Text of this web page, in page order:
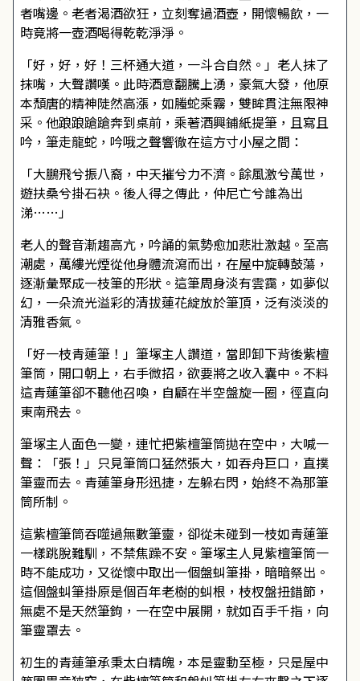
者嘴邊。老者渴酒欲狂，立刻奪過酒壺，開懷暢飲，一
時竟將一壺酒喝得乾乾淨淨。
「好，好，好！三杯通大道，一斗合自然。」老人抹了
抹嘴，大聲讚嘆。此時酒意翻騰上湧，豪氣大發，他原
本頹唐的精神陡然高漲，如螣蛇乘霧，雙眸貫注無限神
采。他踉踉蹌蹌奔到桌前，乘著酒興鋪紙提筆，且寫且
吟，筆走龍蛇，吟哦之聲響徹在這方寸小屋之間：
「大鵬飛兮振八裔，中天摧兮力不濟。餘風激兮萬世，
遊扶桑兮掛石袂。後人得之傳此，仲尼亡兮誰為出
涕……」
老人的聲音漸趨高亢，吟誦的氣勢愈加悲壯激越。至高
潮處，萬縷光煙從他身體流瀉而出，在屋中旋轉鼓蕩，
逐漸彙聚成一枝筆的形狀。這筆周身淡有雲靄，如夢似
幻，一朵流光溢彩的清拔蓮花綻放於筆頂，泛有淡淡的
清雅香氣。
「好一枝青蓮筆！」筆塚主人讚道，當即卸下背後紫檀
筆筒，開口朝上，右手微招，欲要將之收入囊中。不料
這青蓮筆卻不聽他召喚，自顧在半空盤旋一圈，徑直向
東南飛去。
筆塚主人面色一變，連忙把紫檀筆筒拋在空中，大喊一
聲：「張！」只見筆筒口猛然張大，如吞舟巨口，直撲
筆靈而去。青蓮筆身形迅捷，左躲右閃，始終不為那筆
筒所制。
這紫檀筆筒吞噬過無數筆靈，卻從未碰到一枝如青蓮筆
一樣跳脫難馴，不禁焦躁不安。筆塚主人見紫檀筆筒一
時不能成功，又從懷中取出一個盤虯筆掛，暗暗祭出。
這個盤虯筆掛原是個百年老樹的虯根，枝杈盤扭錯節，
無處不是天然筆鉤，一在空中展開，就如百手千指，向
筆靈罩去。
初生的青蓮筆承秉太白精魄，本是靈動至極，只是屋中